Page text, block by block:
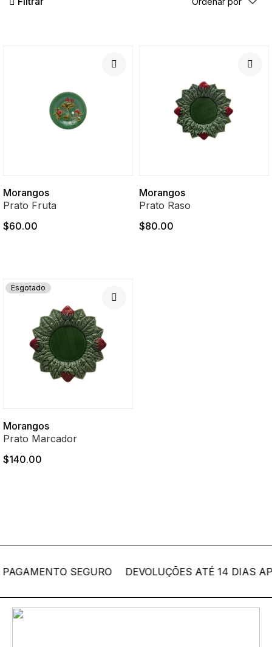
Morangos
Prato Fruta
$60.00
Morangos
Prato Raso
$80.00
Esgotado
Morangos
Prato Marcador
$140.00
SEGURO DEVOLUÇÕES ATÉ 14 DIAS